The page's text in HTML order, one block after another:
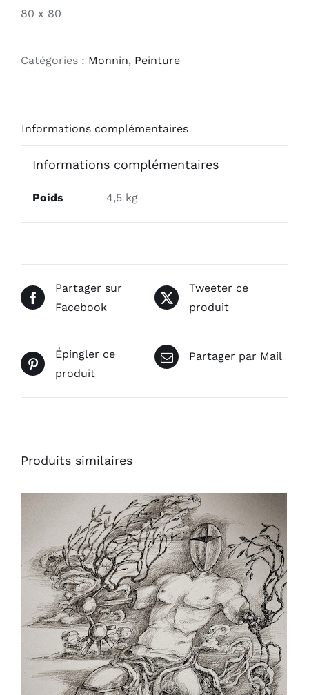
80 x 80
Catégories : Monnin, Peinture
Informations complémentaires
Informations complémentaires
Poids 4,5 kg
Partager sur
Facebook
Tweeter ce
produit
Épingler ce
produit
Partager par Mail
Produits similaires
AJOUTER AU PANIER
/
DÉTAILS